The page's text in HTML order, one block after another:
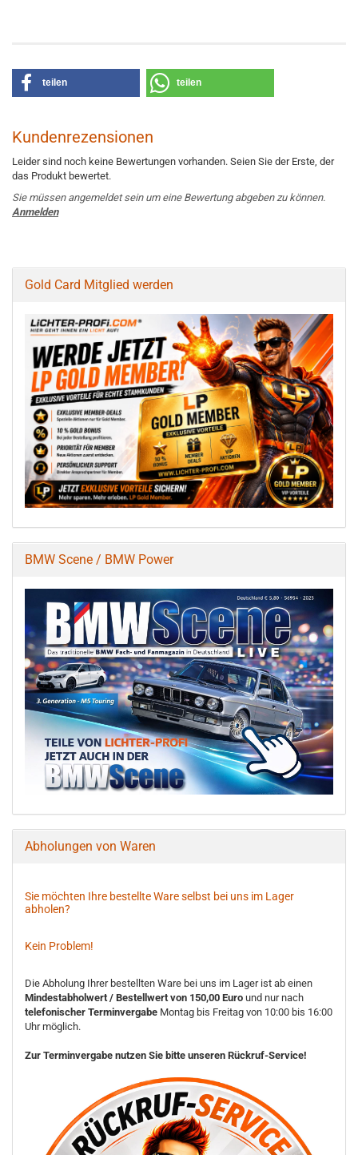
teilen teilen
Kundenrezensionen
Leider sind noch keine Bewertungen vorhanden. Seien Sie der Erste, der
das Produkt bewertet.
Sie müssen angemeldet sein um eine Bewertung abgeben zu können.
Anmelden
Gold Card Mitglied werden
BMW Scene / BMW Power
Abholungen von Waren
Sie möchten Ihre bestellte Ware selbst bei uns im Lager
abholen?
Kein Problem!
Die Abholung Ihrer bestellten Ware bei uns im Lager ist ab einen
Mindestabholwert / Bestellwert von 150,00 Euro und nur nach
telefonischer Terminvergabe Montag bis Freitag von 10:00 bis 16:00
Uhr möglich.
Zur Terminvergabe nutzen Sie bitte unseren Rückruf-Service!